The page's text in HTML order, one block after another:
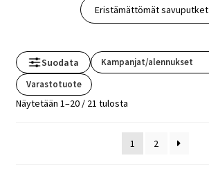
Eristämättömät savuputket
Suodata
Varastotuote
Näytetään 1–20 / 21 tulosta
1 2